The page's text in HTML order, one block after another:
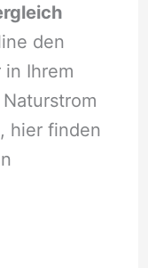
den
Ihrem
hier finden